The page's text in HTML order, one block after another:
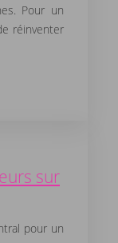
Pour un
réinventer
sur
pour un